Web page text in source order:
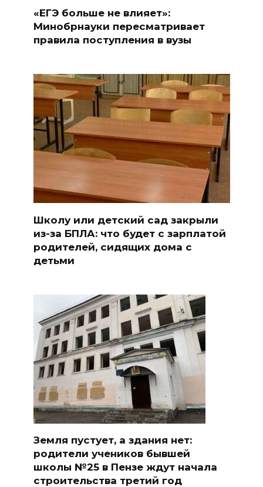
«ЕГЭ больше не влияет»:
Минобрнауки пересматривает
правила поступления в вузы
Школу или детский сад закрыли
из-за БПЛА: что будет с зарплатой
родителей, сидящих дома с
детьми
Земля пустует, а здания нет:
родители учеников бывшей
школы №25 в Пензе ждут начала
строительства третий год